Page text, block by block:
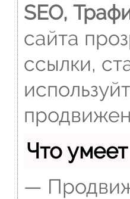
SEO,
сайта
ссылки,
Что
—